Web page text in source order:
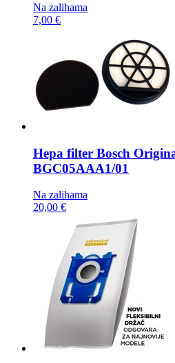
Na zalihama
7,00 €
Hepa filter Bosch
BGC05AAA1/01
Na zalihama
20,00 €